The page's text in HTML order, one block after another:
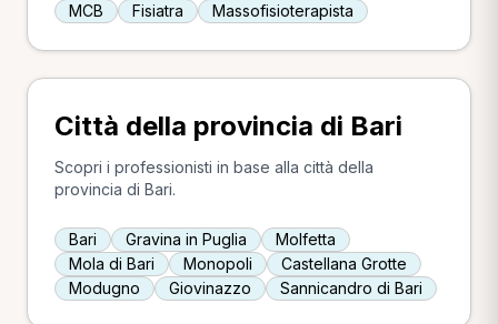
MCB
Fisiatra Massofisioterapista
Città della provincia di Bari
Scopri i professionisti in base alla città della
provincia di Bari.
Bari Gravina in Puglia
Molfetta
Mola di Bari
Monopoli
Castellana Grotte
Modugno
Giovinazzo Sannicandro di Bari